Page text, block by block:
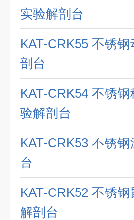
实验解剖台
KAT-CRK55 不锈
剖台
KAT-CRK54 不锈
验解剖台
KAT-CRK53 不锈
台
KAT-CRK52 不锈
解剖台